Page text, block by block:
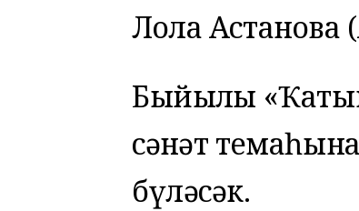
Лола
Быйылғы
сәнғәт
бүләсәк.